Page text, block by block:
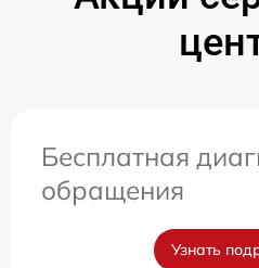
Бесплатная
обращения
Узнать